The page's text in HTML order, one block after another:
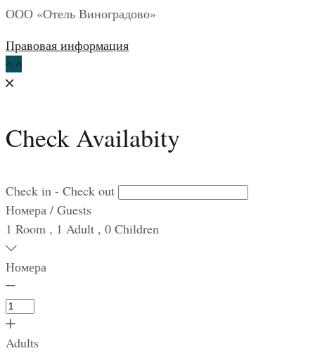
ООО «Отель Виноградово»
Правовая информация
Check Availabity
Check in - Check out
Номера / Guests
1 Room , 1 Adult , 0 Children
Номера
Adults